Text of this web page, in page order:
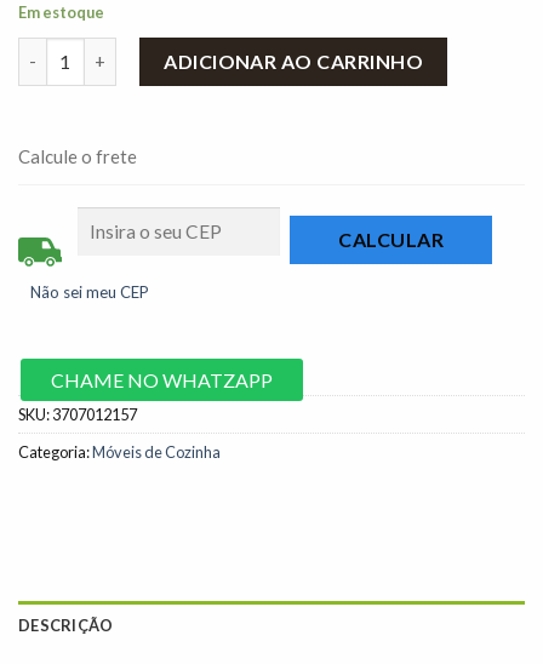
Em estoque
ADICIONAR AO CARRINHO
Calcule o frete
Não sei meu CEP
CHAME NO WHATZAPP
SKU:3707012157
Categoria:Móveis de Cozinha
DESCRIÇÃO